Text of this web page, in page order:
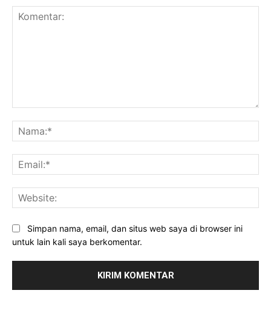
Simpan nama, email, dan situs web saya di browser ini
untuk lain kali saya berkomentar.